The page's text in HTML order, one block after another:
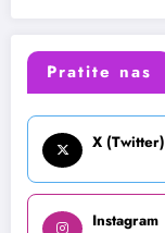
Pratite nas
X (Twitter)
Instagram